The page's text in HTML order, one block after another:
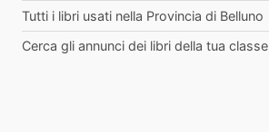
Tutti i libri usati nella Provincia di Belluno
Cerca gli annunci dei libri della tua classe